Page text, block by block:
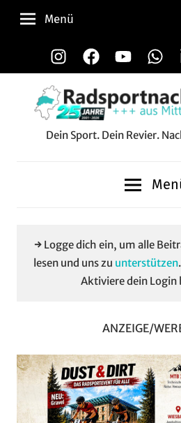
Zum
Inhalt
InstagramFacebookYouTube
Menü
Dein Sport. Dein Revier.
→ Logge dich ein, um alle
lesen und uns zu unterstützen
Aktiviere dein Login
ANZEIGE/